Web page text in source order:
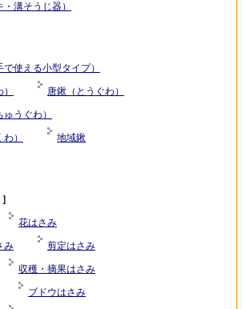
溝そうじ器）
使える小型タイプ）
唐鍬（とうぐわ）
うぐわ）
） 地域鍬
花はさみ
み 剪定はさみ
収穫・摘果はさみ
ブドウはさみ